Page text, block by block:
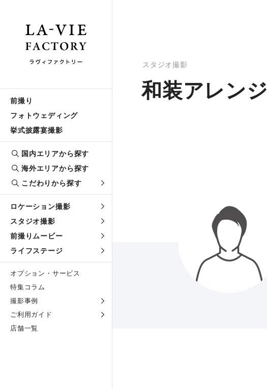
前撮り
フォトウェディング
挙式披露宴撮影
国内エリアから探す
海外エリアから探す
こだわりから探す
ロケーション撮影
スタジオ撮影
前撮りムービー
ライフステージ
オプション・サービス
特集コラム
撮影事例
ご利用ガイド
店舗一覧
スタジオ撮影
和装アレンジ